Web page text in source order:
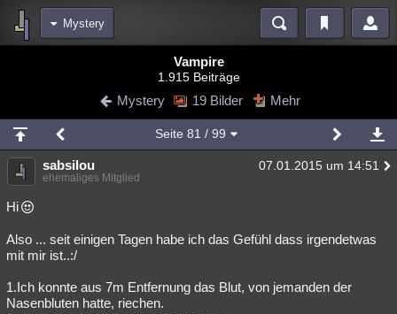
Mystery
Blogs Videos
Chat Wiki Neuigkeiten
meine Rubriken
Menschen Mystery Kriminalfälle
Spiritualität
Natur Umfragen Unterhaltung
Philosophie Träume Orte Esoterik Literatur
Vampire
1.915 Beiträge
Mystery 19 Bilder Mehr
Seite 81 / 99
sabsilou 07.01.2015 um 14:51
ehemaliges Mitglied
Hi
Also ... seit einigen Tagen habe ich das Gefühl dass irgendetwas
mit mir ist..:/
1.Ich konnte aus 7m Entfernung das Blut, von jemanden der
Nasenbluten hatte, riechen.